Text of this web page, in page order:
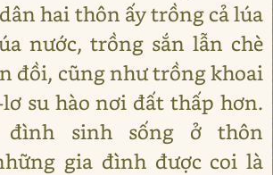
hai thôn ấy trồng cả lúa
nước, trồng sắn lẫn chè
đồi, cũng như trồng khoai
su hào nơi đất thấp hơn.
đình sinh sống ở thôn
gia đình được coi là